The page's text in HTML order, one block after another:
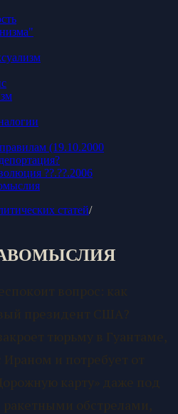
(19.10.2000
??.??.2006
статей/
президент США?
тюрьму в Гуантаме,
карту» даже под
обстрелами,